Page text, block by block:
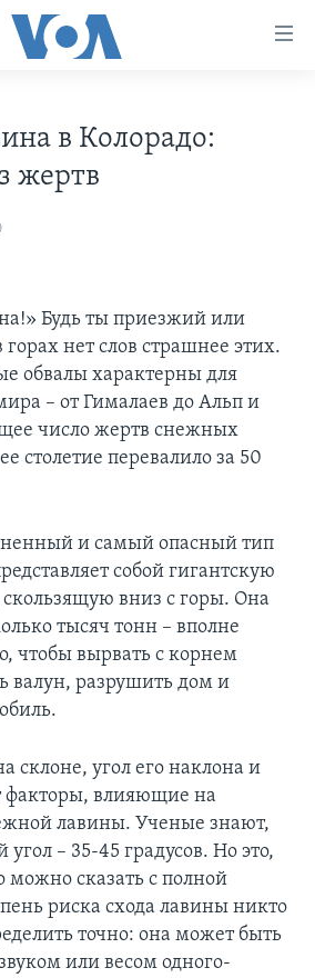
ПУТЕШЕСТВИЕ
ИСТОРИЯ
в Колорадо:
жертв
Будь ты приезжий или
нет слов страшнее этих.
обвалы характерны для
– от Гималаев до Альп и
число жертв снежных
столетие перевалило за 50
и самый опасный тип
собой гигантскую
вниз с горы. Она
тысяч тонн – вполне
чтобы вырвать с корнем
валун, разрушить дом и
склоне, угол его наклона и
факторы, влияющие на
лавины. Ученые знают,
– 35-45 градусов. Но это,
можно сказать с полной
риска схода лавины никто
точно: она может быть
или весом одного-